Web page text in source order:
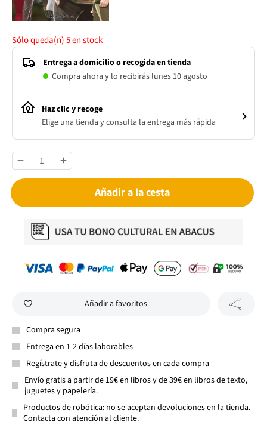
Sólo queda(n)5en stock
Entrega a domicilio o recogida en tienda
Compra ahora y lo recibirás lunes 10 agosto
Haz clic y recoge
Elige una tienda y consulta la entrega más rápida
Añadir a la cesta
Añadir a favoritos
Compra segura
Entrega en 1-2 días laborables
Regístrate y disfruta de descuentos en cada compra
Envío gratis a partir de 19€ en libros y de 39€ en libros de texto,
juguetes y papelería.
Productos de robótica: no se aceptan devoluciones en la tienda.
Contacta con atención al cliente.